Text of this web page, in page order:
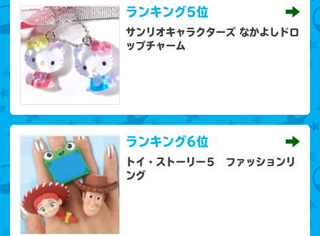
ランキング5位
サンリオキャラクターズ なかよしドロ
ップチャーム
ランキング6位
トイ・ストーリー５ ファッションリ
ング